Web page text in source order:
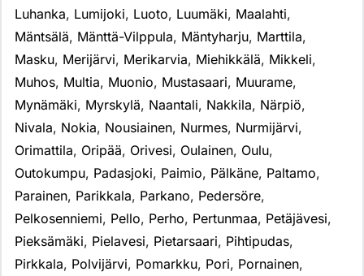
Luhanka, Lumijoki, Luoto, Luumäki, Maalahti,
Mäntsälä, Mänttä-Vilppula, Mäntyharju, Marttila,
Masku, Merijärvi, Merikarvia, Miehikkälä, Mikkeli,
Muhos, Multia, Muonio, Mustasaari, Muurame,
Mynämäki, Myrskylä, Naantali, Nakkila, Närpiö,
Nivala, Nokia, Nousiainen, Nurmes, Nurmijärvi,
Orimattila, Oripää, Orivesi, Oulainen, Oulu,
Outokumpu, Padasjoki, Paimio, Pälkäne, Paltamo,
Parainen, Parikkala, Parkano, Pedersöre,
Pelkosenniemi, Pello, Perho, Pertunmaa, Petäjävesi,
Pieksämäki, Pielavesi, Pietarsaari, Pihtipudas,
Pirkkala, Polvijärvi, Pomarkku, Pori, Pornainen,